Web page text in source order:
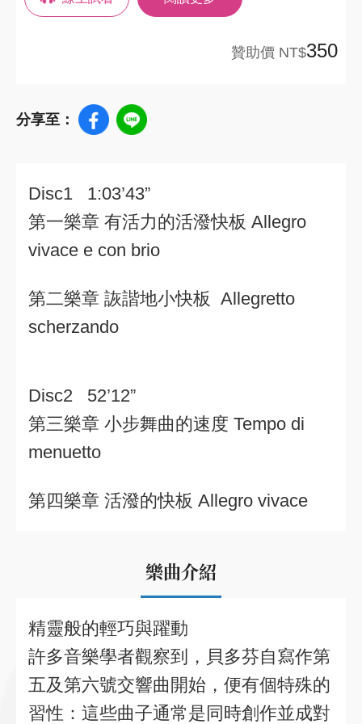
贊助價 NT$350
分享至：
Disc1 1:03’43”
第一樂章 有活力的活潑快板 Allegro
vivace e con brio
第二樂章 詼諧地小快板 Allegretto
scherzando
Disc2 52’12”
第三樂章 小步舞曲的速度 Tempo di
menuetto
第四樂章 活潑的快板 Allegro vivace
樂曲介紹
精靈般的輕巧與躍動
許多音樂學者觀察到，貝多芬自寫作第
五及第六號交響曲開始，便有個特殊的
習性：這些曲子通常是同時創作並成對